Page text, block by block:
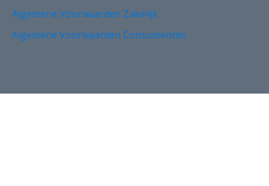
Algemene Voorwaarden Zakelijk
Algemene Voorwaarden Consumenten